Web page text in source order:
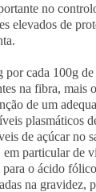
no
elevados de
por cada 100g
na fibra, mais
de um
plasmáticos
de açúcar no
em particular de
o ácido
na gravidez,